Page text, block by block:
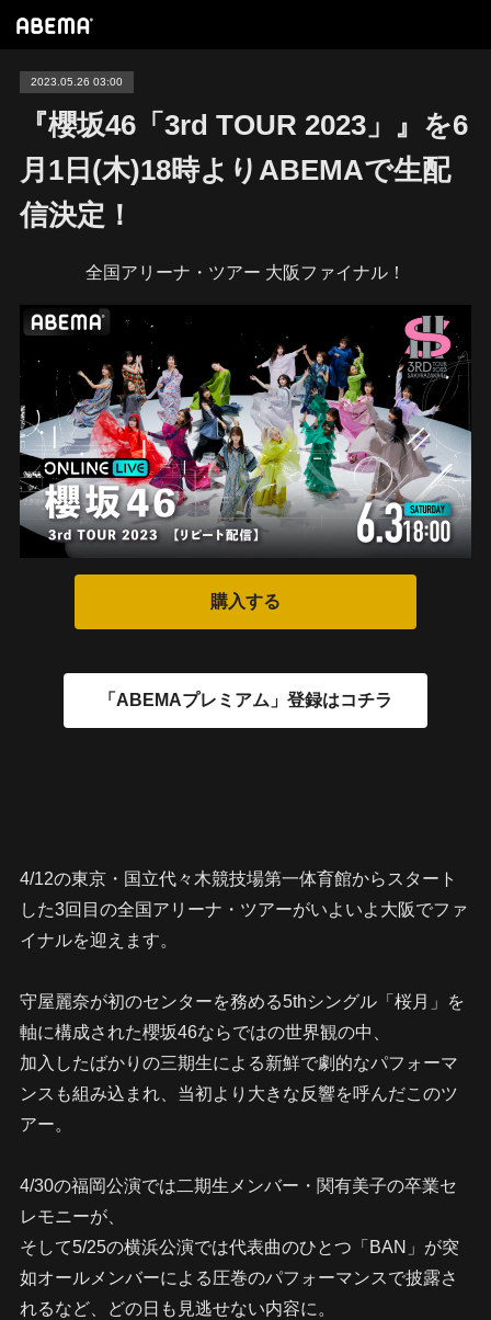
2023.05.26 03:00
『櫻坂46「3rd TOUR 2023」』を6
月1日(木)18時よりABEMAで生配
信決定！
全国アリーナ・ツアー 大阪ファイナル！
4/12の東京・国立代々木競技場第一体育館からスタート
した3回目の全国アリーナ・ツアーがいよいよ大阪でファ
イナルを迎えます。
守屋麗奈が初のセンターを務める5thシングル「桜月」を
軸に構成された櫻坂46ならではの世界観の中、
加入したばかりの三期生による新鮮で劇的なパフォーマ
ンスも組み込まれ、当初より大きな反響を呼んだこのツ
アー。
4/30の福岡公演では二期生メンバー・関有美子の卒業セ
レモニーが、
そして5/25の横浜公演では代表曲のひとつ「BAN」が突
如オールメンバーによる圧巻のパフォーマンスで披露さ
れるなど、どの日も見逃せない内容に。